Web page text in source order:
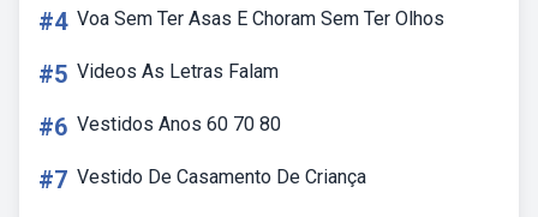
#4 Voa Sem Ter Asas E Choram Sem Ter Olhos
#5 Videos As Letras Falam
#6 Vestidos Anos 60 70 80
#7 Vestido De Casamento De Criança